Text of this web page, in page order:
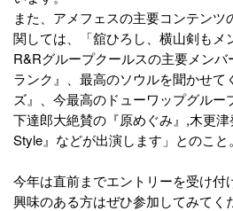
また、アメフェスの主要コンテンツ
関しては、「舘ひろし、横山剣もメ
R&Rグループクールスの主要メン
ランク』、最高のソウルを聞かせて
ズ』、今最高のドューワップグルー
下達郎大絶賛の『原めぐみ』,木更
Style』などが出演します」とのこと。
今年は直前までエントリーを受け付
興味のある方はぜひ参加してみてく